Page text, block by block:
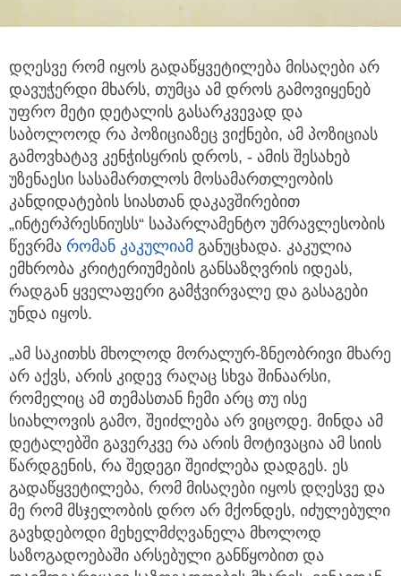
დღესვე რომ იყოს გადაწყვეტილება მისაღები არ
დავუჭერდი მხარს, თუმცა ამ დროს გამოვიყენებ
უფრო მეტი დეტალის გასარკვევად და
საბოლოოდ რა პოზიციაზეც ვიქნები, ამ პოზიციას
გამოვხატავ კენჭისყრის დროს, - ამის შესახებ
უზენაესი სასამართლოს მოსამართლეობის
კანდიდატების სიასთან დაკავშირებით
„ინტერპრესნიუსს“ საპარლამენტო უმრავლესობის
წევრმა რომან კაკულიამ განუცხადა. კაკულია
ემხრობა კრიტერიუმების განსაზღვრის იდეას,
რადგან ყველაფერი გამჭვირვალე და გასაგები
უნდა იყოს.
„ამ საკითხს მხოლოდ მორალურ-ზნეობრივი მხარე
არ აქვს, არის კიდევ რაღაც სხვა შინაარსი,
რომელიც ამ თემასთან ჩემი არც თუ ისე
სიახლოვის გამო, შეიძლება არ ვიცოდე. მინდა ამ
დეტალებში გავერკვე რა არის მოტივაცია ამ სიის
წარდგენის, რა შედეგი შეიძლება დადგეს. ეს
გადაწყვეტილება, რომ მისაღები იყოს დღესვე და
მე რომ მსჯელობის დრო არ მქონდეს, იძულებული
გავხდებოდი მეხელმძღვანელა მხოლოდ
საზოგადოებაში არსებული განწყობით და